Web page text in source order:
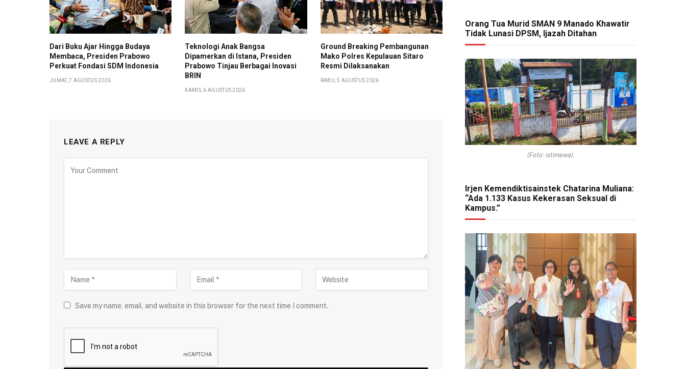
Dari Buku Ajar Hingga Budaya
Membaca, Presiden Prabowo
Perkuat Fondasi SDM Indonesia
JUMAT, 7 AGUSTUS 2026
Teknologi Anak Bangsa
Dipamerkan di Istana, Presiden
Prabowo Tinjau Berbagai Inovasi
BRIN
KAMIS, 6 AGUSTUS 2026
Ground Breaking Pembangunan
Mako Polres Kepulauan Sitaro
Resmi Dilaksanakan
RABU, 5 AGUSTUS 2026
LEAVE A REPLY
Save my name, email, and website in this browser for the next time I comment.
Orang Tua Murid SMAN 9 Manado Khawatir
Tidak Lunasi DPSM, Ijazah Ditahan
(Foto: istimewa).
Irjen Kemendiktisainstek Chatarina Muliana:
“Ada 1.133 Kasus Kekerasan Seksual di
Kampus.”